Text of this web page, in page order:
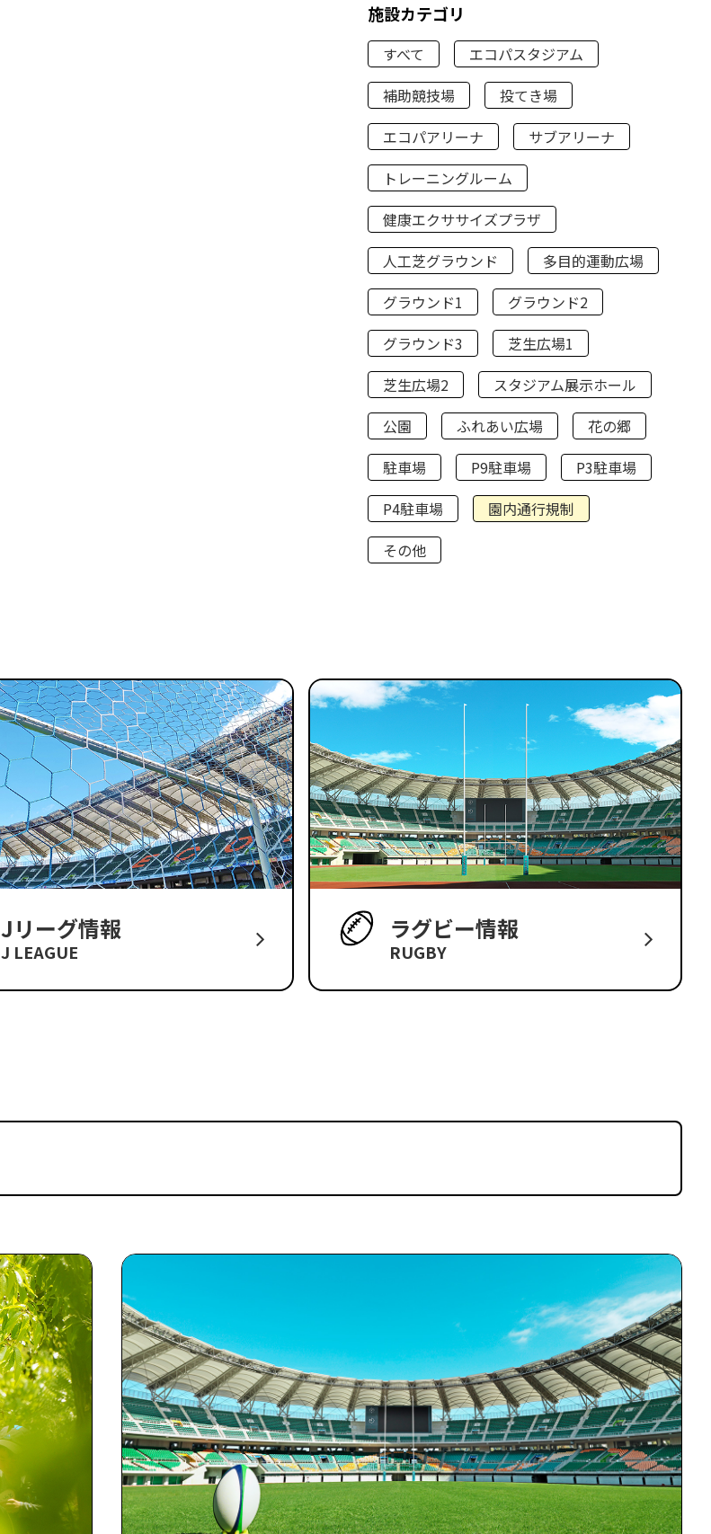
施設カテゴリ
すべて
エコパスタジアム
補助競技場
投てき場
エコパアリーナ
サブアリーナ
トレーニングルーム
健康エクササイズプラザ
人工芝グラウンド
多目的運動広場
グラウンド1
グラウンド2
グラウンド3
芝生広場1
芝生広場2
スタジアム展示ホール
公園
ふれあい広場
花の郷
駐車場
P9駐車場
P3駐車場
P4駐車場
園内通行規制
その他
Jリーグ情報
J LEAGUE
ラグビー情報
RUGBY